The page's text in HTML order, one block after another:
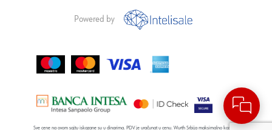
Powered by
Sve cene na ovom sajtu iskazane su u dinarima. PDV je uračunat u cenu. Wurth Srbija maksimalno koristi